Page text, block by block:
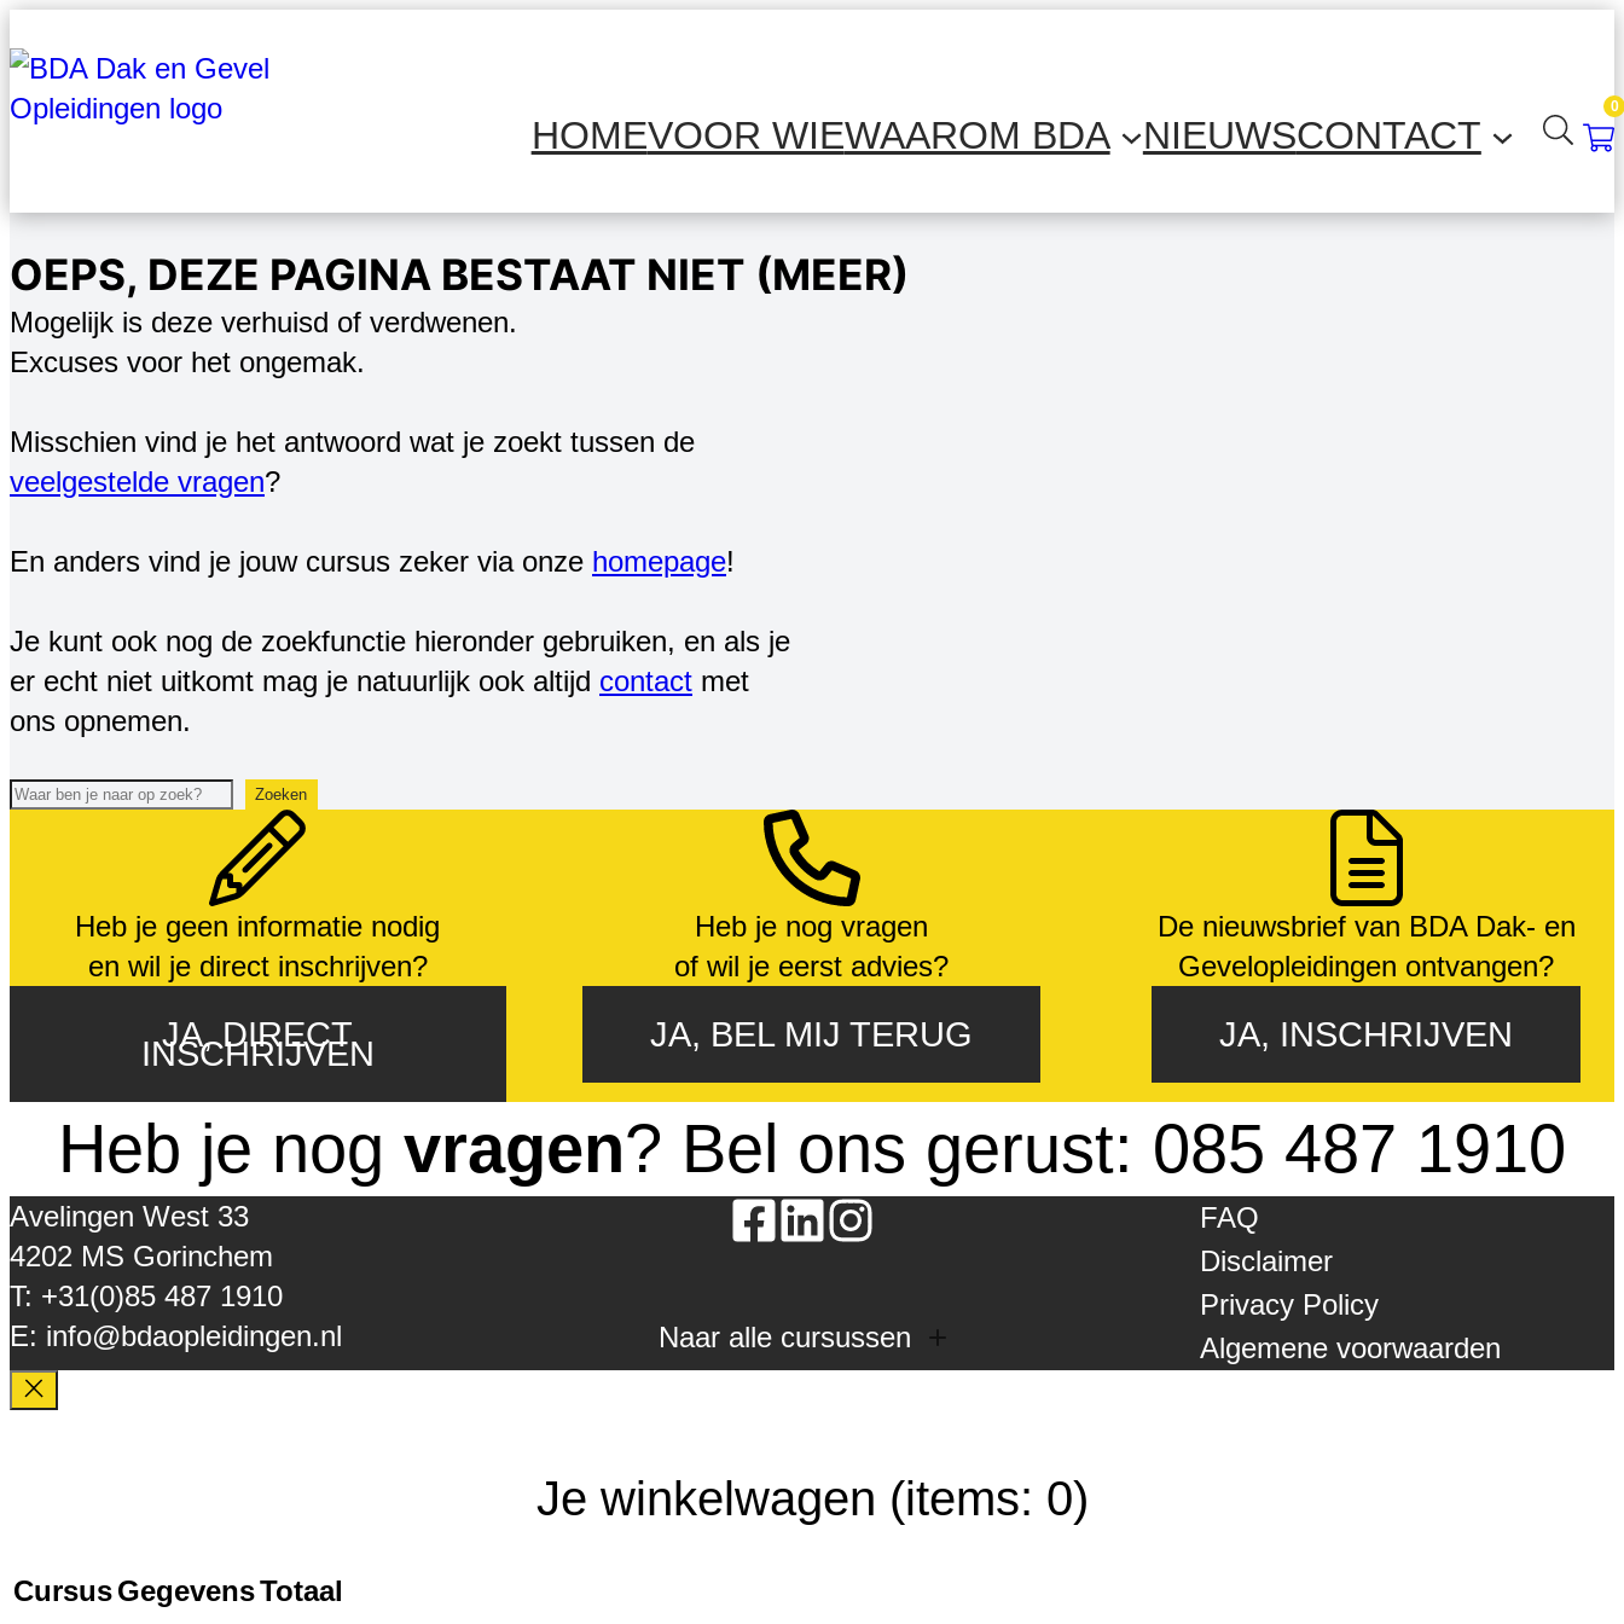
naar
de
HOMEVOOR WIEWAAROM BDA NIEUWSCONTACT
0
OEPS, DEZE PAGINA BESTAAT NIET (MEER)
Mogelijk is deze verhuisd of verdwenen.
Excuses voor het ongemak.
Misschien vind je het antwoord wat je zoekt tussen de
veelgestelde vragen?
En anders vind je jouw cursus zeker via onze homepage!
Je kunt ook nog de zoekfunctie hieronder gebruiken, en als je
er echt niet uitkomt mag je natuurlijk ook altijd contact met
ons opnemen.
Zoeken Zoeken
Heb je geen informatie nodig
en wil je direct inschrijven?
JA, DIRECT
INSCHRIJVEN
Heb je nog vragen
of wil je eerst advies?
JA, BEL MIJ TERUG
De nieuwsbrief van BDA Dak- en
Gevelopleidingen ontvangen?
JA, INSCHRIJVEN
Heb je nog vragen? Bel ons gerust: 085 487 1910
Avelingen West 33
4202 MS Gorinchem
T: +31(0)85 487 1910
E: info@bdaopleidingen.nl
Naar alle cursussen
Zonne-energie
Duurzaamheid
FAQ
Disclaimer
Privacy Policy
Algemene voorwaarden
Je winkelwagen (items: 0)
CursusGegevensTotaal